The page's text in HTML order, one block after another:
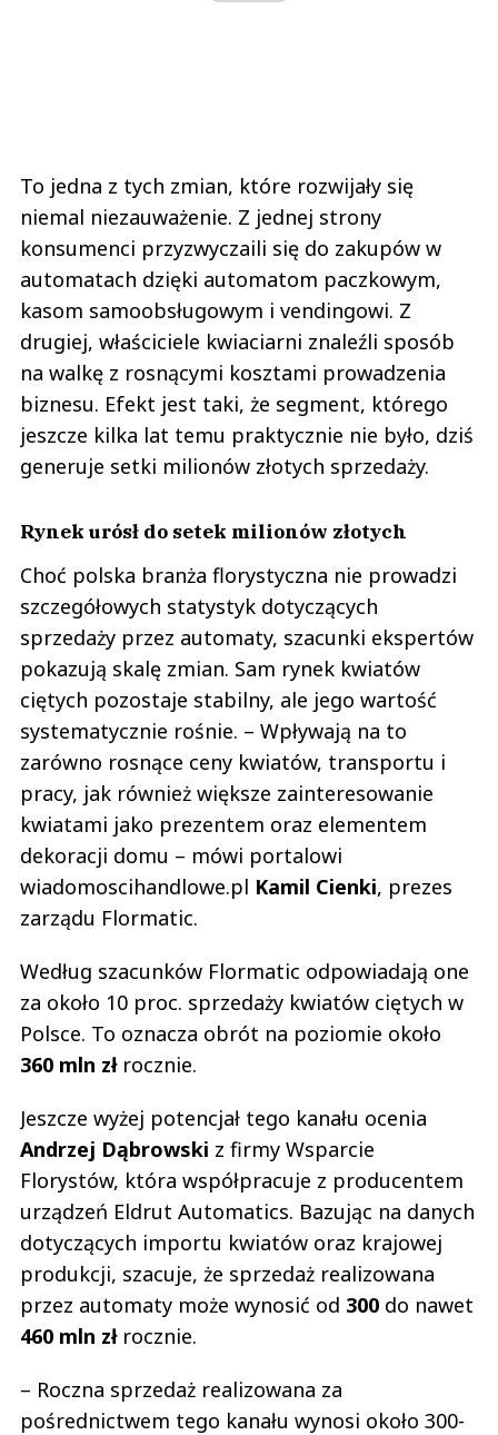
To jedna z tych zmian, które rozwijały się
niemal niezauważenie. Z jednej strony
konsumenci przyzwyczaili się do zakupów w
automatach dzięki automatom paczkowym,
kasom samoobsługowym i vendingowi. Z
drugiej, właściciele kwiaciarni znaleźli sposób
na walkę z rosnącymi kosztami prowadzenia
biznesu. Efekt jest taki, że segment, którego
jeszcze kilka lat temu praktycznie nie było, dziś
generuje setki milionów złotych sprzedaży.
Rynek urósł do setek milionów złotych
Choć polska branża florystyczna nie prowadzi
szczegółowych statystyk dotyczących
sprzedaży przez automaty, szacunki ekspertów
pokazują skalę zmian. Sam rynek kwiatów
ciętych pozostaje stabilny, ale jego wartość
systematycznie rośnie. – Wpływają na to
zarówno rosnące ceny kwiatów, transportu i
pracy, jak również większe zainteresowanie
kwiatami jako prezentem oraz elementem
dekoracji domu – mówi portalowi
wiadomoscihandlowe.pl Kamil Cienki, prezes
zarządu Flormatic.
Według szacunków Flormatic odpowiadają one
za około 10 proc. sprzedaży kwiatów ciętych w
Polsce. To oznacza obrót na poziomie około
360 mln złrocznie.
Jeszcze wyżej potencjał tego kanału ocenia
Andrzej Dąbrowski z firmy Wsparcie
Florystów, która współpracuje z producentem
urządzeń Eldrut Automatics. Bazując na danych
dotyczących importu kwiatów oraz krajowej
produkcji, szacuje, że sprzedaż realizowana
przez automaty może wynosić od 300 do nawet
460 mln złrocznie.
– Roczna sprzedaż realizowana za
pośrednictwem tego kanału wynosi około 300-